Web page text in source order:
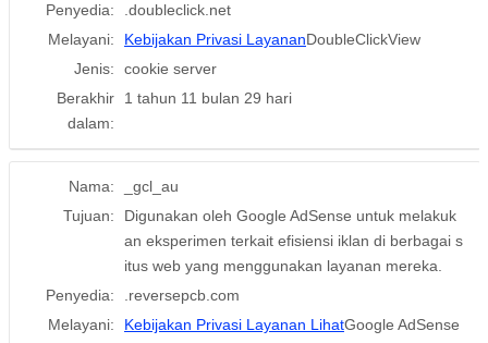
Penyedia:
.doubleclick.net
Melayani:
Kebijakan Privasi LayananDoubleClickView
Jenis:
cookie server
Berakhir
dalam:
1 tahun 11 bulan 29 hari
Nama:
_gcl_au
Tujuan:
Digunakan oleh Google AdSense untuk melakuk
an eksperimen terkait efisiensi iklan di berbagai s
itus web yang menggunakan layanan mereka.
Penyedia:
.reversepcb.com
Melayani:
Kebijakan Privasi Layanan LihatGoogle AdSense